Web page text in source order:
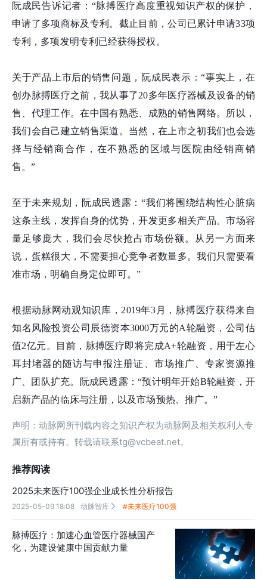
阮成民告诉记者：“脉搏医疗高度重视知识产权的保护，
申请了多项商标及专利。截止目前，公司已累计申请33项
专利，多项发明专利已经获得授权。
关于产品上市后的销售问题，阮成民表示：“事实上，在
创办脉搏医疗之前，我从事了20多年医疗器械及设备的销
售、代理工作。在中国有熟悉、成熟的销售网络。所以，
我们会自己建立销售渠道。当然，在上市之初我们也会选
择与经销商合作，在不熟悉的区域与医院由经销商销
售。”
至于未来规划，阮成民透露：“我们将围绕结构性心脏病
这条主线，发挥自身的优势，开发更多相关产品。市场容
量足够庞大，我们会尽快抢占市场份额。从另一方面来
说，蛋糕很大，不需要担心竞争者数量多。我们只需要看
准市场，明确自身定位即可。”
根据动脉网动观知识库，2019年3月，脉搏医疗获得来自
知名风险投资公司辰德资本3000万元的A轮融资，公司估
值2亿元。目前，脉搏医疗即将完成A+轮融资，用于左心
耳封堵器的随访与申报注册证、市场推广、专家资源推
广、团队扩充。阮成民透露：“预计明年开始B轮融资，开
启新产品的临床与注册，以及市场预热、推广。”
声明：动脉网所刊载内容之知识产权为动脉网及相关权利人专
属所有或持有。转载请联系tg@vcbeat.net。
推荐阅读
2025未来医疗100强企业成长性分析报告
2025-05-09 18:08 动脉智库  #未来医疗100强
脉搏医疗：加速心血管医疗器械国产
化，为建设健康中国贡献力量